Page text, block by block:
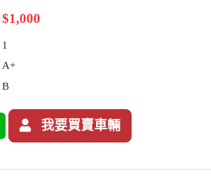
$1,000
1
A+
B
我要買賣車輛